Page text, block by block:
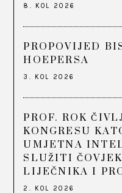
8. KOL 2026
PROPOVIJED
HOEPERSA
3. KOL 2026
PROF. ROK
KONGRESU
UMJETNA
SLUŽITI
LIJEČNIKA I
2. KOL 2026